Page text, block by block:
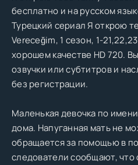
бесплатно и на русском
Турецкий сериал Я открою
Vereceğim, 1 сезон, 1-
хорошем качестве HD 720.
озвучки или субтитров и
без регистрации.
Маленькая девочка по
дома. Напуганная мать не
обращается за помощью в
следователи сообщают,